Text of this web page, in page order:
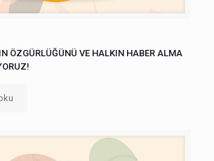
ÖZGÜRLÜĞÜNÜ VE HALKIN HABER ALMA